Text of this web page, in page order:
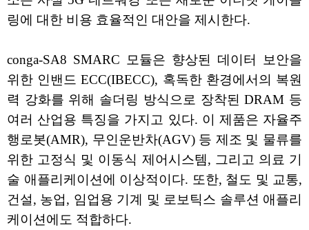
링에 대한 비용 효율적인 대안을 제시한다.
conga-SA8 SMARC 모듈은 향상된 데이터 보안을
위한 인밴드 ECC(IBECC), 혹독한 환경에서의 복원
력 강화를 위해 솔더링 방식으로 장착된 DRAM 등
여러 산업용 특징을 가지고 있다. 이 제품은 자율주
행로봇(AMR), 무인운반차(AGV) 등 제조 및 물류를
위한 고정식 및 이동식 제어시스템, 그리고 의료 기
술 애플리케이션에 이상적이다. 또한, 철도 및 교통,
건설, 농업, 임업용 기계 및 로보틱스 솔루션 애플리
케이션에도 적합하다.